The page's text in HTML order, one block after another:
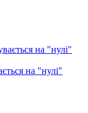
на "нулі"